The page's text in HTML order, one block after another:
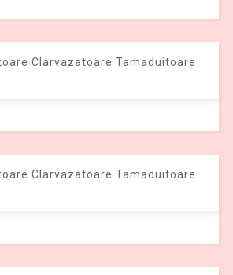
Clarvazatoare Tamaduitoare
Clarvazatoare Tamaduitoare